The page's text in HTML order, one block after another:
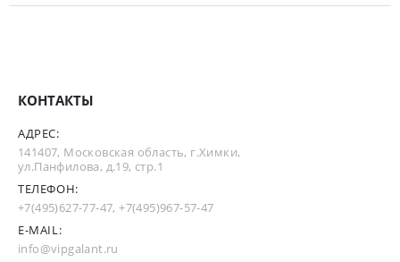
КОНТАКТЫ
АДРЕС:
141407, Московская область, г.Химки,
ул.Панфилова, д.19, стр.1
ТЕЛЕФОН:
+7(495)627-77-47,+7(495)967-57-47
E-MAIL:
info@vipgalant.ru